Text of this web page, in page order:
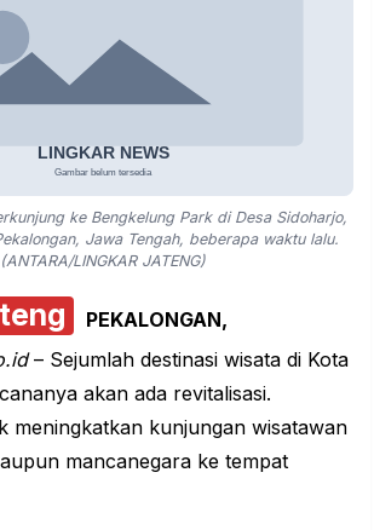
ke Bengkelung Park di Desa Sidoharjo,
Jawa Tengah, beberapa waktu lalu.
(ANTARA/LINGKAR JATENG)
PEKALONGAN,
– Sejumlah destinasi wisata di Kota
akan ada revitalisasi.
meningkatkan kunjungan wisatawan
mancanegara ke tempat